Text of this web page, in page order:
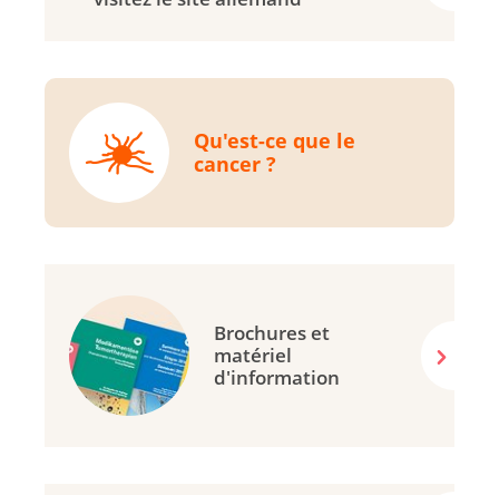
Qu'est-ce que le
cancer ?
Brochures et
matériel
d'information